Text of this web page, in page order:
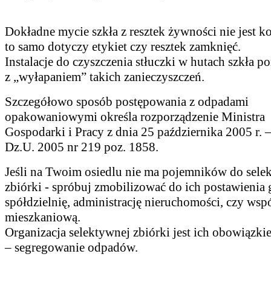
Dokładne mycie szkła z resztek żywności nie jest
to samo dotyczy etykiet czy resztek zamknięć.
Instalacje do czyszczenia stłuczki w hutach szkła
z „wyłapaniem” takich zanieczyszczeń.
Szczegółowo sposób postępowania z odpadami
opakowaniowymi określa rozporządzenie Ministra
Gospodarki i Pracy z dnia 25 października 2005 r.
Dz.U. 2005 nr 219 poz. 1858.
Jeśli na Twoim osiedlu nie ma pojemników do
zbiórki - spróbuj zmobilizować do ich postawienia
spółdzielnię, administrację nieruchomości, czy
mieszkaniową.
Organizacja selektywnej zbiórki jest ich
– segregowanie odpadów.